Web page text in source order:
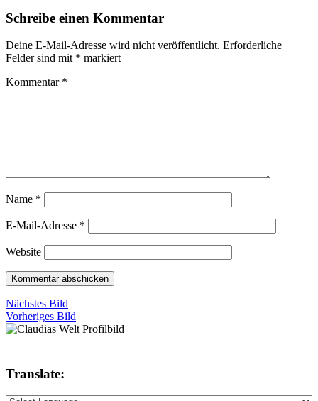
Schreibe einen Kommentar
Deine E-Mail-Adresse wird nicht veröffentlicht. Erforderliche
Felder sind mit * markiert
Kommentar *
Name *
E-Mail-Adresse *
Website
Nächstes Bild
Vorheriges Bild
Translate: